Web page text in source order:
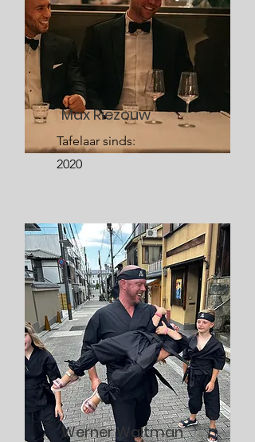
Max Riezouw
Tafelaar sinds:
2020
Werner Waltman